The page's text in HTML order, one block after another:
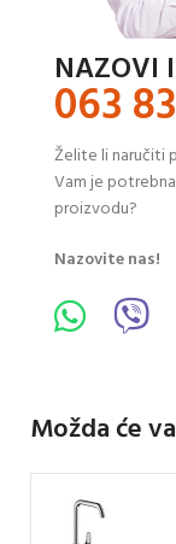
NAZOVI
063
Želite li naručiti
Vam je
proizvodu?
Nazovite nas!
Možda će